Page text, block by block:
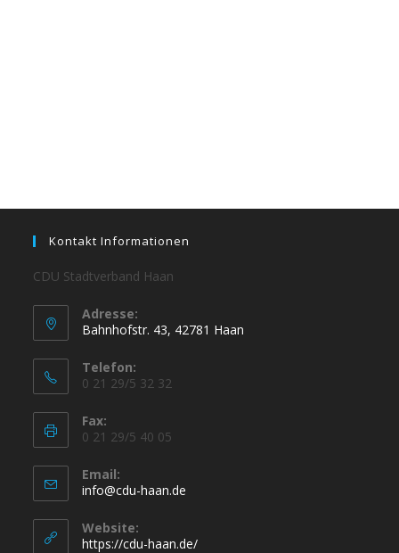
Kontakt Informationen
CDU Stadtverband Haan
Adresse:
Bahnhofstr. 43, 42781 Haan
Telefon:
0 21 29/5 32 32
Fax:
0 21 29/5 40 05
Email:
info@cdu-haan.de
Website:
https://cdu-haan.de/